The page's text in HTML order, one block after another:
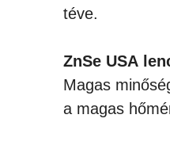
téve.
ZnSe USA
Magas
a magas